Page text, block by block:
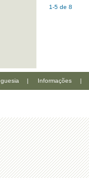
1-5 de 8
| Informações |